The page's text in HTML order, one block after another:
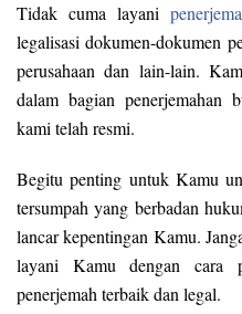
Tidak cuma layani
legalisasi dokumen-dokumen
perusahaan dan lain-lain.
dalam bagian penerjemahan
kami telah resmi.
Begitu penting untuk Kamu
tersumpah yang berbadan
lancar kepentingan Kamu.
layani Kamu dengan cara
penerjemah terbaik dan legal.